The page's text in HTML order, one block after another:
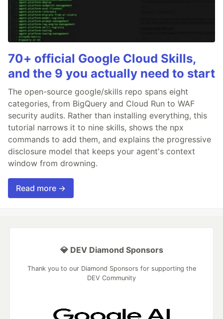
70+ official Google Cloud Skills,
and the 9 you actually need to start
The open-source google/skills repo spans eight
categories, from BigQuery and Cloud Run to WAF
security audits. Rather than installing everything, this
tutorial narrows it to nine skills, shows the npx
commands to add them, and explains the progressive
disclosure model that keeps your agent's context
window from drowning.
Read more →
💎 DEV Diamond Sponsors
Thank you to our Diamond Sponsors for supporting the
DEV Community